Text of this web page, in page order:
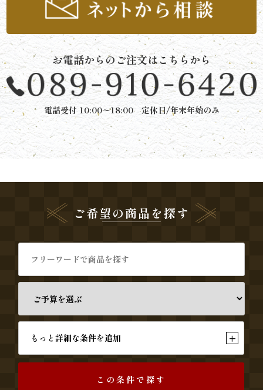
《肉
と
リ
ュ
ー
ズ
す
み
お電話からのご注文はこちらから
電話受付 10:00〜18:00 定休日/年末年始のみ
ご希望の商品を探す
もっと詳細な条件を追加 +
この条件で探す